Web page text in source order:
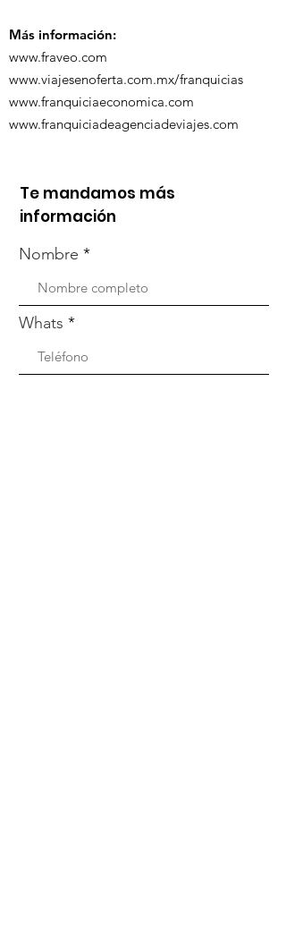
Más información:
www.fraveo.com
www.viajesenoferta.com.mx/franquicias
www.franquiciaeconomica.com
www.franquiciadeagenciadeviajes.com
Te mandamos más
información
Nombre
Whats